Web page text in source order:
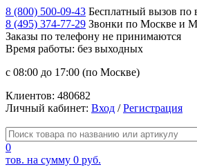
8 (800) 500-09-43 Бесплатный вызов по
8 (495) 374-77-29 Звонки по Москве и
Заказы по телефону не принимаются
Время работы: без выходных
с 08:00 до 17:00 (по Москве)
Клиентов: 480682
Личный кабинет: Вход /Регистрация
0
тов. на сумму 0 руб.